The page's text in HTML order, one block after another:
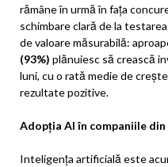
rămâne în urmă în fața
schimbare clară de la
de valoare măsurabilă:
(93%) plănuiesc să crească
luni, cu o rată medie de
rezultate pozitive.
Adopția AI în companiile
Inteligența artificială este